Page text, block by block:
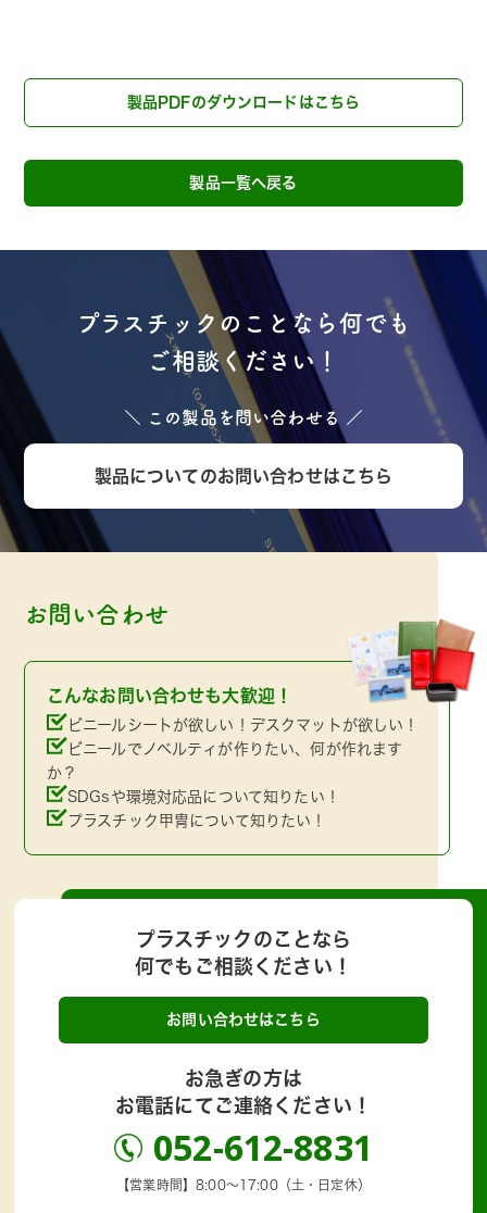
製品PDFのダウンロードはこちら
製品一覧へ戻る
プラスチックのことなら何でも
ご相談ください！
＼ この製品を問い合わせる ／
製品についてのお問い合わせはこちら
お問い合わせ
こんなお問い合わせも大歓迎！
ビニールシートが欲しい！デスクマットが欲しい！
ビニールでノベルティが作りたい、何が作れます
か？
SDGsや環境対応品について知りたい！
プラスチック甲冑について知りたい！
プラスチックのことなら
何でもご相談ください！
お問い合わせはこちら
お急ぎの方は
お電話にてご連絡ください！
052-612-8831
【営業時間】8:00～17:00（土・日定休）